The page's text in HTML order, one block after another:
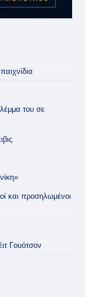
του σε
και προσηλωμένοι
Γουότσον